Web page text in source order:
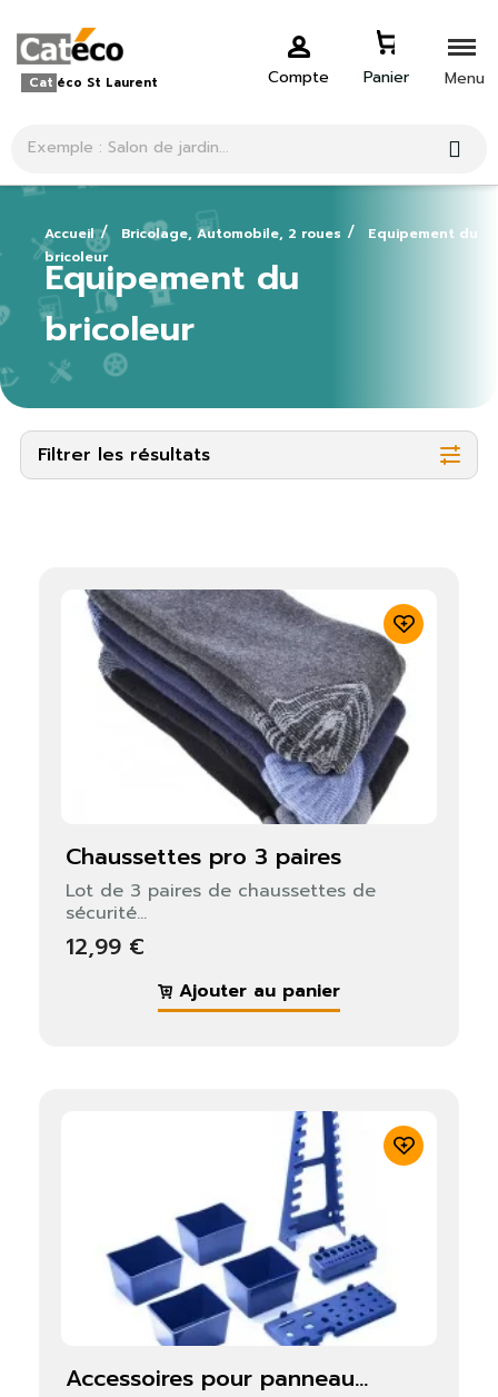
Cat éco St Laurent Compte Panier Menu
Accueil Bricolage, Automobile, 2 roues
Equipement du
bricoleur
Equipement du
bricoleur
Filtrer les résultats
chaussettes pro 3 paires
Lot de 3 paires de chaussettes de
sécurité...
12,99 €
Ajouter au panier
accessoires pour panneau...